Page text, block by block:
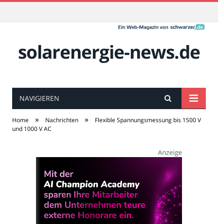
solarenergie-news.de
NAVIGIEREN
Home » Nachrichten »
Flexible Spannungsmessung bis 1500 V
und 1000 V AC